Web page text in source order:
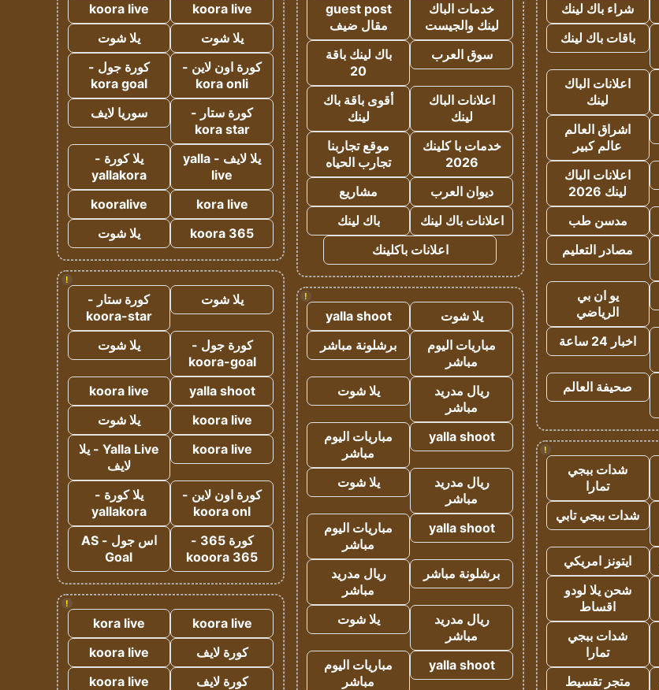
شراء باك لينك
باقات باك لينك
اعلانات الباك
لينك
اشراق العالم
عالم كبير
اعلانات الباك
لينك 2026
مدسن طب
مصادر التعليم
يو ان بي
الرياضي
اخبار 24 ساعة
صحيفة العالم
!
شدات ببجي
تمارا
شدات ببجي تابي
ايتونز امريكي
شحن يلا لودو
اقساط
شدات ببجي
تمارا
متجر تقسيط
خدمات الباك
لينك والجيست
guest post
مقال ضيف
سوق العرب
باك لينك باقة
20
اعلانات الباك
لينك
أقوى باقة باك
لينك
خدمات با كلينك
2026
موقع تجاربنا
تجارب الحياه
ديوان العرب
مشاريع
اعلانات باك لينك
باك لينك
اعلانات باكلينك
!
يلا شوت
yalla shoot
مباريات اليوم
مباشر
برشلونة مباشر
ريال مدريد
مباشر
يلا شوت
yalla shoot
مباريات اليوم
مباشر
ريال مدريد
مباشر
يلا شوت
yalla shoot
مباريات اليوم
مباشر
برشلونة مباشر
ريال مدريد
مباشر
ريال مدريد
مباشر
يلا شوت
yalla shoot
مباريات اليوم
مباشر
koora live
koora live
يلا شوت
يلا شوت
كورة اون لاين -
kora onli
كورة جول -
kora goal
كورة ستار -
kora star
سوريا لايف
يلا لايف - yalla
live
يلا كورة -
yallakora
kora live
kooralive
koora 365
يلا شوت
!
يلا شوت
كورة ستار -
koora-star
كورة جول -
koora-goal
يلا شوت
yalla shoot
koora live
koora live
يلا شوت
koora live
Yalla Live - يلا
لايف
كورة اون لاين -
koora onl
يلا كورة -
yallakora
كورة 365 -
kooora 365
اس جول - AS
Goal
!
koora live
kora live
كورة لايف
koora live
كورة لايف
koora live